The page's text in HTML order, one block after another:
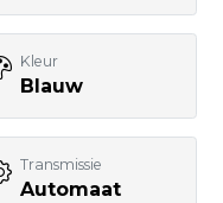
Kleur
Blauw
Transmissie
Automaat